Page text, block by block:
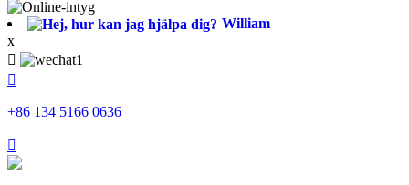
William
x


+86 134 5166 0636
